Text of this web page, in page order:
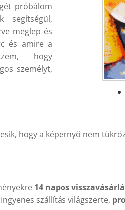
próbálom
segítségül,
meglep és
és amire a
hogy
személyt,
hogy a képernyő nem
14 napos
szállítás világszerte,